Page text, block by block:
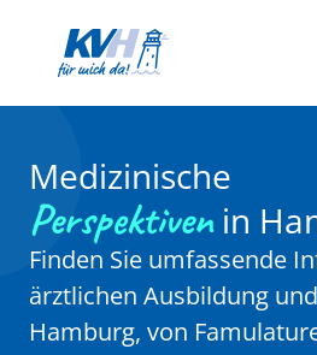
Medizinische
Perspektivenin
Finden Sie umfassende
ärztlichen Ausbildung
Hamburg, von